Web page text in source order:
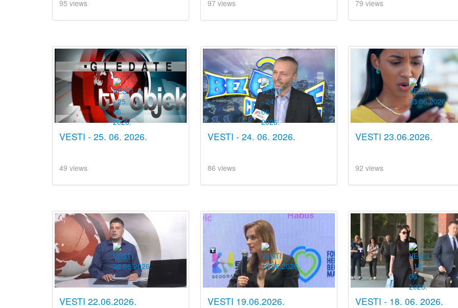
95 views 97 views 79 views
VESTI - 25. 06. 2026.
49 views
VESTI - 24. 06. 2026.
86 views
VESTI 23.06.2026.
92 views
VESTI 22.06.2026. VESTI 19.06.2026. VESTI - 18. 06. 2026.